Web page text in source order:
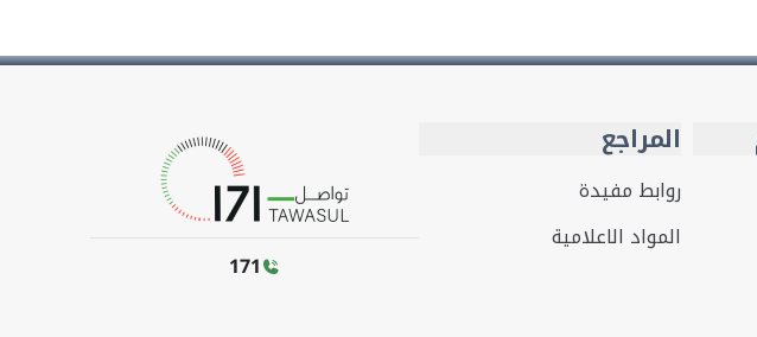
المراجع
روابط مفيدة
المواد الاعلامية
171